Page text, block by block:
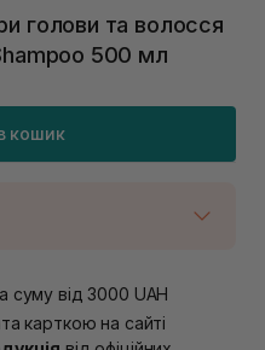
голови та волосся
500 мл
кошик
суму від 3000 UAH
карткою на сайті